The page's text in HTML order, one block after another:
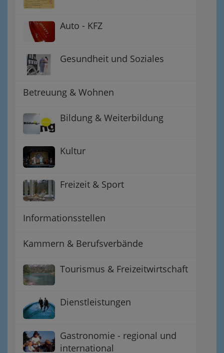
Auto - KFZ
Gesundheit und Soziales
Betreuung & Wohnen
Bildung & Weiterbildung
Kultur
Freizeit & Sport
Informationsstellen
Kammern & Berufsverbände
Tourismus & Freizeitwirtschaft
Dienstleistungen
Gastronomie - regional und
international